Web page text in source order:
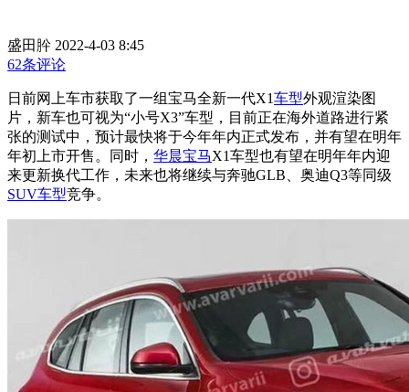
盛田肸 2022-4-03 8:45
62条评论
日前网上车市获取了一组宝马全新一代X1车型外观渲染图
片，新车也可视为“小号X3”车型，目前正在海外道路进行紧
张的测试中，预计最快将于今年年内正式发布，并有望在明年
年初上市开售。同时， 华晨宝马X1车型也有望在明年年内迎
来更新换代工作，未来也将继续与奔驰GLB、奥迪Q3等同级
SUV车型竞争。